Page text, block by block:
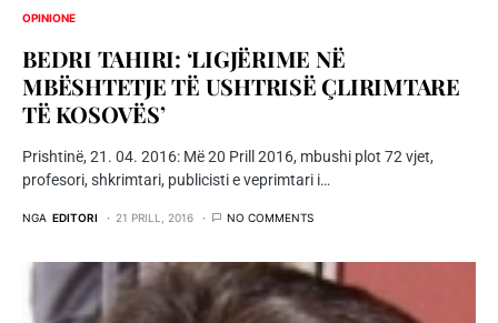
OPINIONE
BEDRI TAHIRI: ‘LIGJËRIME NË
MBËSHTETJE TË USHTRISË ÇLIRIMTARE
TË KOSOVËS’
Prishtinë, 21. 04. 2016: Më 20 Prill 2016, mbushi plot 72 vjet,
profesori, shkrimtari, publicisti e veprimtari i…
NGA EDITORI 21 PRILL, 2016 NO COMMENTS